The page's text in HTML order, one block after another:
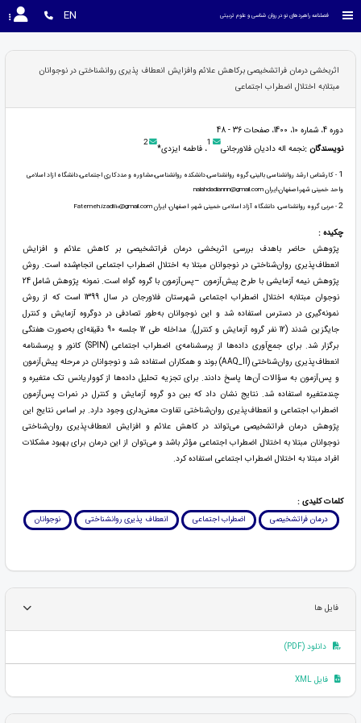
فصلنامه راهبردهای نو در روان شناسی و علوم تربیتی EN
اثربخشی درمان فراتشخیصی برکاهش علائم وافزایش انعطاف پذیری روانشناختی در نوجوانان
مبتلابه اختلال اضطراب اجتماعی
دوره 4، شماره 10، 1400، صفحات 36 - 48
نویسندگان :نجمه اله دادیان فلاورجانی 1، فاطمه ایزدی* 2
1 - کارشناس ارشد روانشناسی بالینی،گروه روانشناسی،دانشکده روانشناسی،مشاوره و مددکاری اجتماعی،دانشگاه ازاد اسلامی
واحد خمینی شهر،اصفهان،ایران nalahdadiannn@gmail.com
2- مربی گروه روانشناسی، دانشگاه آزاد اسلامی خمینی شهر، اصفهان، ایران Fatemeh.izadi110@gmail.com
چکیده :
پژوهش حاضر باهدف بررسی اثربخشی درمان فراتشخیصی بر کاهش علائم و افزایش
انعطاف‌پذیری روان‌شناختی در نوجوانان مبتلا به اختلال اضطراب اجتماعی انجام‌شده است. روش
پژوهش نیمه آزمایشی با طرح پیش‌آزمون –پس‌آزمون با گروه گواه است. نمونه پژوهش شامل 24
نوجوان مبتلابه اختلال اضطراب اجتماعی شهرستان فلاورجان در سال 1399 است که از روش
نمونه‌گیری در دسترس استفاده شد و این نوجوانان به‌طور تصادفی در دوگروه آزمایش و کنترل
جایگزین شدند (12 نفر گروه آزمایش و کنترل). مداخله طی 12 جلسه 90 دقیقه‌ای به‌صورت هفتگی
برگزار شد. برای جمع‌آوری داده‌ها از پرسشنامه‌ی اضطراب اجتماعی (SPIN) کانور و پرسشنامه
انعطاف‌پذیری روان‌شناختی (AAQ_II) بوند و همکاران استفاده شد و نوجوانان در مرحله پیش‌آزمون
و پس‌آزمون به سؤالات آن‌ها پاسخ دادند. برای تجزیه تحلیل داده‌ها از کوواریانس تک متغیره و
چندمتغیره استفاده شد. نتایج نشان داد که بین دو گروه آزمایش و کنترل در نمرات پس‌آزمون
اضطراب اجتماعی و انعطاف‌پذیری روان‌شناختی تفاوت معنی‌داری وجود دارد. بر اساس نتایج این
پژوهش درمان فراتشخیصی می‌تواند در کاهش علائم و افزایش انعطاف‌پذیری روان‌شناختی
نوجوانان مبتلا به اختلال اضطراب اجتماعی مؤثر باشد و می‌توان از این درمان برای بهبود مشکلات
افراد مبتلا به اختلال اضطراب اجتماعی استفاده کرد.
کلمات کلیدی :
درمان فراتشخیصی
اضطراب اجتماعی انعطاف پذیری روانشناختی نوجوانان
فایل ها
دانلود (PDF)
فایل XML